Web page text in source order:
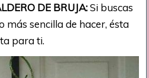
DE BRUJA:Si buscas
más sencilla de hacer, ésta
para ti.